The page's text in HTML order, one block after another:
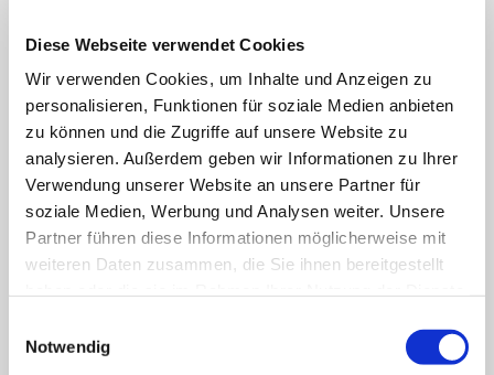
Diese Webseite verwendet Cookies
Wir verwenden Cookies, um Inhalte und Anzeigen zu
personalisieren, Funktionen für soziale Medien anbieten
zu können und die Zugriffe auf unsere Website zu
analysieren. Außerdem geben wir Informationen zu Ihrer
Verwendung unserer Website an unsere Partner für
soziale Medien, Werbung und Analysen weiter. Unsere
Partner führen diese Informationen möglicherweise mit
weiteren Daten zusammen, die Sie ihnen bereitgestellt
Notwendig
katholischen Trägern in Nordrhein- Westfalen; rund
8.500 Menschen arbeiten für das Wohl der ihnen
anvertrauten Patient:innen, Bewohner:innen, Kinder und
Jugendlichen.
FACHBEREICHE
Klinik für Allgemein-, Viszeral- und minimal-
invasive Chirurgie
Klinik für Anästhesiologie & Intensivmedizin